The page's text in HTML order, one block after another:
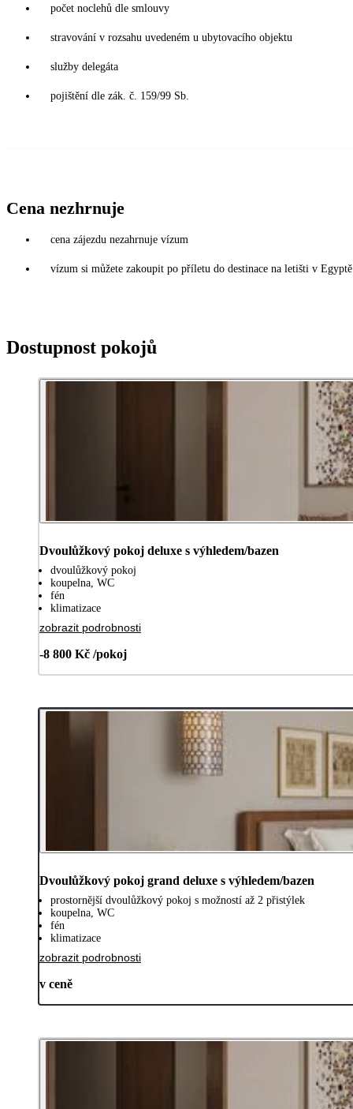
počet noclehů dle smlouvy
stravování v rozsahu uvedeném u ubytovacího objektu
služby delegáta
pojištění dle zák. č. 159/99 Sb.
Cena nezhrnuje
cena zájezdu nezahrnuje vízum
vízum si můžete zakoupit po příletu do destinace na letišti v
Dostupnost pokojů
Dvoulůžkový pokoj deluxe s výhledem/bazen
dvoulůžkový pokoj
koupelna, WC
fén
klimatizace
zobrazit podrobnosti
-8 800 Kč /pokoj
Dvoulůžkový pokoj grand deluxe s výhledem/bazen
prostornější dvoulůžkový pokoj s možností až 2 přistýlek
koupelna, WC
fén
klimatizace
zobrazit podrobnosti
v ceně